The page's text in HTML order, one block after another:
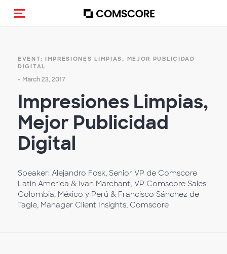
Toggle navigation
EVENT: IMPRESIONES LIMPIAS, MEJOR PUBLICIDAD
DIGITAL
- March 23, 2017
Impresiones Limpias,
Mejor Publicidad
Digital
Speaker: Alejandro Fosk, Senior VP de Comscore
Latin America & Ivan Marchant, VP Comscore Sales
Colombia, México y Perú & Francisco Sánchez de
Tagle, Manager Client Insights, Comscore